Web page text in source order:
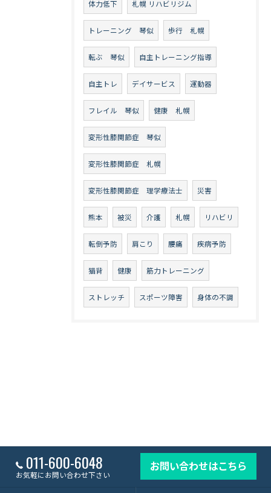
体力低下 札幌 リハビリジム
トレーニング 琴似 歩行 札幌
転ぶ 琴似 自主トレーニング指導
自主トレ デイサービス 運動器
フレイル 琴似 健康 札幌
変形性膝関節症 琴似
変形性膝関節症 札幌
変形性膝関節症 理学療法士 災害
熊本 被災 介護 札幌 リハビリ
転倒予防 肩こり 腰痛 疾病予防
猫背 健康 筋力トレーニング
ストレッチ スポーツ障害 身体の不調
011-600-6048
お気軽にお問い合わせ下さい
お問い合わせはこちら